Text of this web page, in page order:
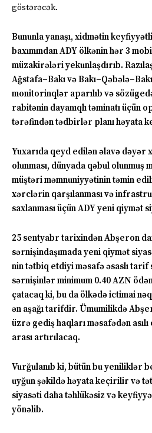
göstərəcək.
Bununla yanaşı, xidmətin
baxımından ADY ölkənin hər 3
müzakirələri yekunlaşdırıb.
Ağstafa–Bakı və
monitorinqlər aparılıb və
rabitənin dayanıqlı təminatı
tərəfindən tədbirlər planı həyata
Yuxarıda qeyd edilən əlavə dəyər
olunması, dünyada qəbul
müştəri məmnuniyyətinin təmin
xərclərin qarşılanması və
saxlanması üçün ADY yeni qiymət
25 sentyabr tarixindən Abşeron
sərnişindaşımada yeni qiymət
nin tətbiq etdiyi məsafə əsaslı tarif
sərnişinlər minimum 0.40 AZN
çatacaq ki, bu da ölkədə ictimai
ən aşağı tarifdir. Ümumilikdə
üzrə gediş haqları məsafədən
arası artırılacaq.
Vurğulanıb ki, bütün bu yeniliklər
uyğun şəkildə həyata keçirilir və
siyasəti daha təhlükəsiz və
yönəlib.